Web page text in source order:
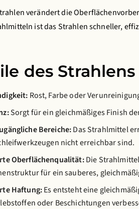
verändert die
ist das Strahlen schneller,
des Strahlens
Rost, Farbe oder
Sorgt für ein gleichmäßiges Finish
Bereiche:Das Strahlmittel
nicht erreichbar sind.
Oberflächenqualität:Die
für ein sauberes,
Haftung:Es entsteht eine
oder Beschichtungen